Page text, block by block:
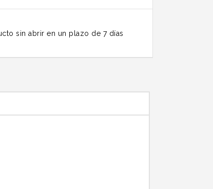
sin abrir en un plazo de 7 días